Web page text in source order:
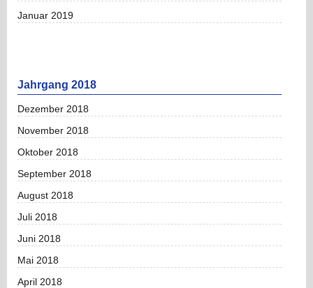
Januar 2019
Jahrgang 2018
Dezember 2018
November 2018
Oktober 2018
September 2018
August 2018
Juli 2018
Juni 2018
Mai 2018
April 2018